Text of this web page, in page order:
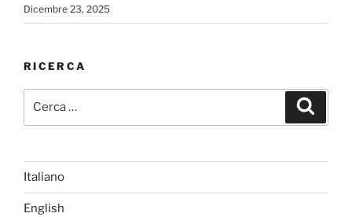
Dicembre 23, 2025
RICERCA
Italiano
English